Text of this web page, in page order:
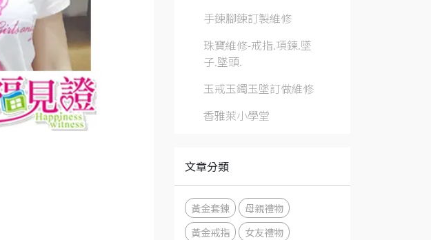
手鍊腳鍊訂製維修
珠寶維修-戒指.項鍊.墜
子.墜頭.
玉戒玉鐲玉墜訂做維修
香雅萊小學堂
文章分類
黃金套鍊
母親禮物
黃金戒指
女友禮物